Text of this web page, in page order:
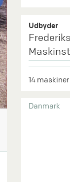
Udbyder
14 maskiner
Danmark